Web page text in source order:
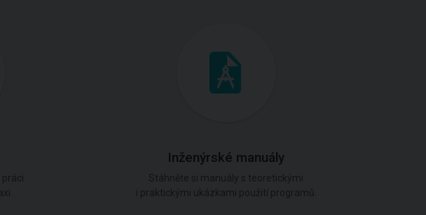
Inženýrské manuály